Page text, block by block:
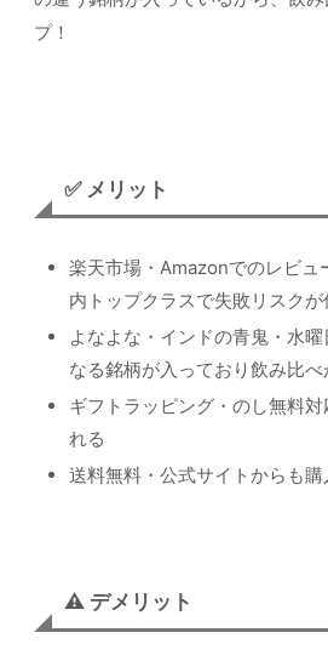
プ！
✅ メリット
楽天市場・Amazonでのレビュ
内トップクラスで失敗リスクが
よなよな・インドの青鬼・水
なる銘柄が入っており飲み比べ
ギフトラッピング・のし無料
れる
送料無料・公式サイトからも購
⚠️ デメリット